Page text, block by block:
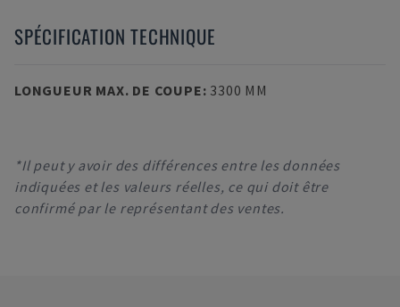
SPÉCIFICATION TECHNIQUE
LONGUEUR MAX. DE COUPE: 3300 MM
*Il peut y avoir des différences entre les données
indiquées et les valeurs réelles, ce qui doit être
confirmé par le représentant des ventes.